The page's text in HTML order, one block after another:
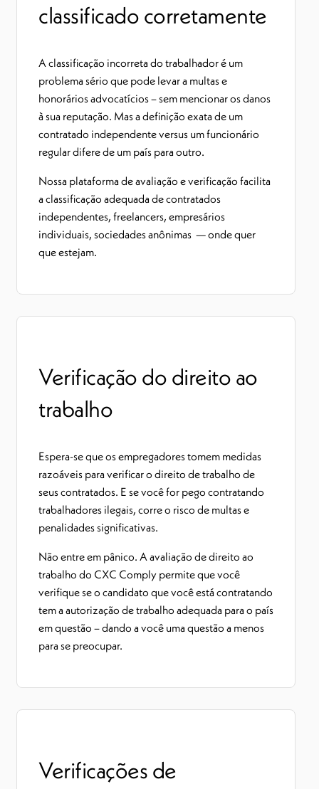
classificado corretamente
A classificação incorreta do trabalhador é um
problema sério que pode levar a multas e
honorários advocatícios – sem mencionar os danos
à sua reputação. Mas a definição exata de um
contratado independente versus um funcionário
regular difere de um país para outro.
Nossa plataforma de avaliação e verificação facilita
a classificação adequada de contratados
independentes, freelancers, empresários
individuais, sociedades anônimas — onde quer
que estejam.
Verificação do direito ao
trabalho
Espera-se que os empregadores tomem medidas
razoáveis para verificar o direito de trabalho de
seus contratados. E se você for pego contratando
trabalhadores ilegais, corre o risco de multas e
penalidades significativas.
Não entre em pânico. A avaliação de direito ao
trabalho do CXC Comply permite que você
verifique se o candidato que você está contratando
tem a autorização de trabalho adequada para o país
em questão – dando a você uma questão a menos
para se preocupar.
Verificações de